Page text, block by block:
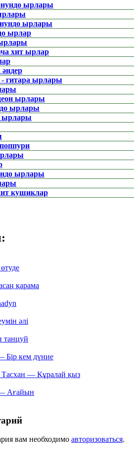
ырлары
ырлары
ырлар
хит ырлар
- гитара ырлары
ырлары
ырлары
ырлары
ырлары
кушиклар
қарама
әлі
танцуй
Бір кем дүние
Тасхан — Құралай қыз
Ағайын
вам необходимо авторизоваться.